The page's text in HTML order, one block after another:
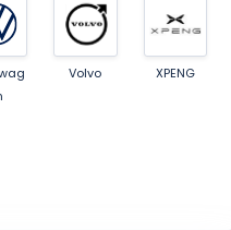
Volvo XPENG